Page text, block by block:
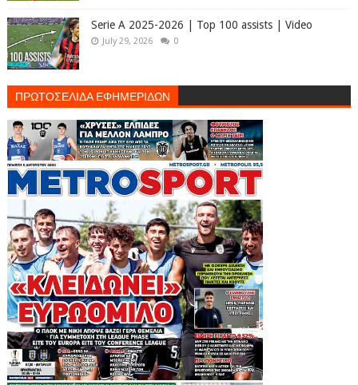
Serie A 2025-2026 | Top 100 assists | Video
July 29, 2026 0
ΠΡΩΤΟΣΕΛΙΔΑ ΕΦΗΜΕΡΙΔΩΝ